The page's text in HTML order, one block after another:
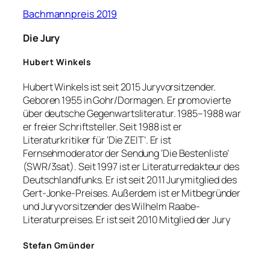
Bachmannpreis 2019
Die Jury
Hubert Winkels
Hubert Winkels ist seit 2015 Juryvorsitzender.
Geboren 1955 in Gohr/Dormagen. Er promovierte
über deutsche Gegenwartsliteratur. 1985–1988 war
er freier Schriftsteller. Seit 1988 ist er
Literaturkritiker für ‘Die ZEIT’. Er ist
Fernsehmoderator der Sendung ‘Die Bestenliste’
(SWR/3sat). Seit 1997 ist er Literaturredakteur des
Deutschlandfunks. Er ist seit 2011 Jurymitglied des
Gert-Jonke-Preises. Außerdem ist er Mitbegründer
und Juryvorsitzender des Wilhelm Raabe-
Literaturpreises. Er ist seit 2010 Mitglied der Jury
Stefan Gmünder